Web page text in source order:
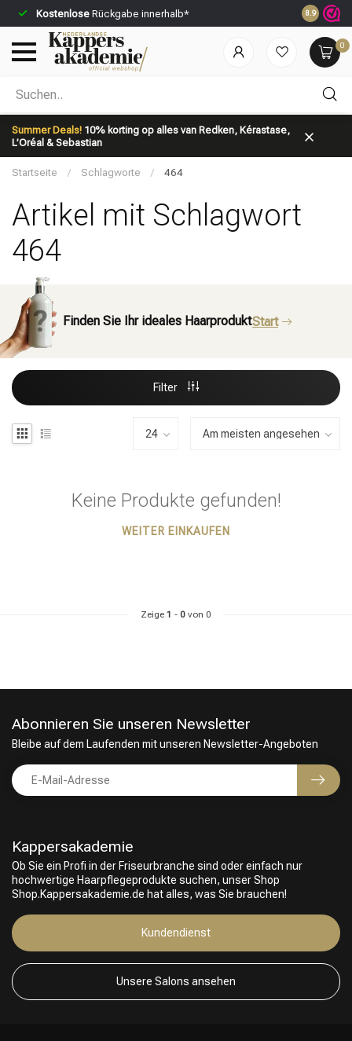
Kostenlose Rückgabe innerhalb* Vor 23:59
8.9
0
Summer Deals! 10% korting op alles van Redken, Kérastase,
L’Oréal & Sebastian
Nach welcher Kategorie suchst du?
Marken
Startseite / Schlagworte / 464
Artikel mit Schlagwort
464
Finden Sie Ihr ideales HaarproduktStart
Filter
Keine Produkte gefunden!
WEITER EINKAUFEN
Zeige 1 - 0 von 0
Kappersakademie
Ob Sie ein Profi in der Friseurbranche sind oder einfach nur
hochwertige Haarpflegeprodukte suchen, unser Shop
Shop.Kappersakademie.de hat alles, was Sie brauchen!
Kundendienst
Unsere Salons ansehen
Abonnieren Sie unseren Newsletter
Bleibe auf dem Laufenden mit unseren Newsletter-Angeboten